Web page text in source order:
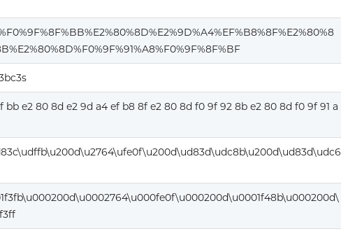
bb e2 80 8d e2 9d a4 ef b8 8f e2 80 8d f0 9f 92 8b e2 80 8d f0 9f 91 a